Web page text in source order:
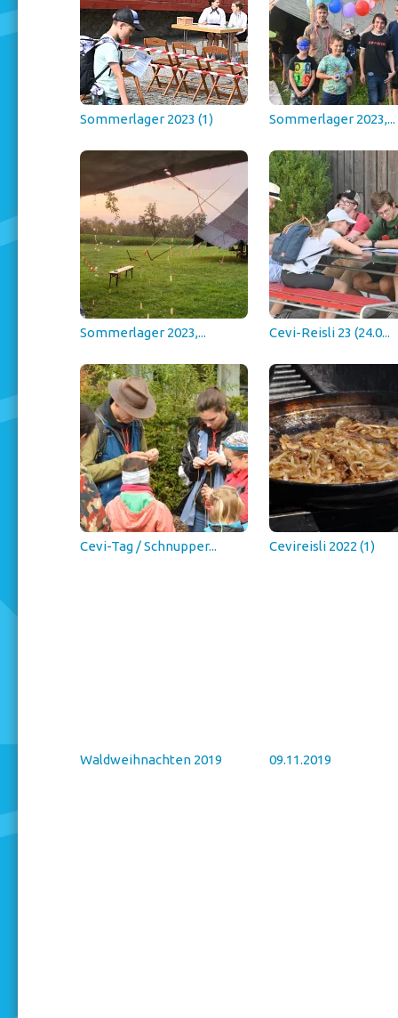
Sommerlager 2023 (1) Sommerlager 2023,...
Sommerlager 2023,... Cevi-Reisli 23 (24.0...
Cevi-Tag / Schnupper... Cevireisli 2022 (1)
Waldweihnachten 2019 09.11.2019